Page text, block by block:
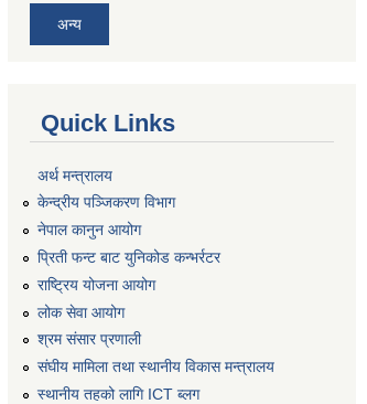
अन्य
Quick Links
अर्थ मन्त्रालय
केन्द्रीय पञ्जिकरण विभाग
नेपाल कानुन आयोग
प्रिती फन्ट बाट युनिकोड कन्भर्रटर
राष्ट्रिय योजना आयोग
लोक सेवा आयोग
श्रम संसार प्रणाली
संघीय मामिला तथा स्थानीय विकास मन्त्रालय
स्थानीय तहको लागि ICT ब्लग